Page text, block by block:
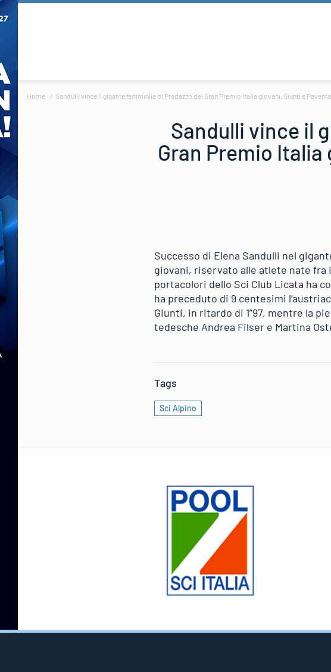
Home Sandulli vince il gigante femminile di Predazzo del Gran Premio Italia giovani, Giunti e
Sandulli vince il
Gran Premio
Successo di Elena Sandulli nel
giovani, riservato alle atlete nate fra
portacolori dello Sci Club Licata ha
ha preceduto di 9 centesimi
Giunti, in ritardo di 1”97, mentre la
tedesche Andrea Filser e Martina
Tags
Sci Alpino